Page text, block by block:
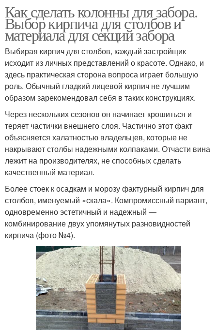
Как сделать колонны для забора.
Выбор кирпича для столбов и
материала для секций забора
Выбирая кирпич для столбов, каждый застройщик
исходит из личных представлений о красоте. Однако, и
здесь практическая сторона вопроса играет большую
роль. Обычный гладкий лицевой кирпич не лучшим
образом зарекомендовал себя в таких конструкциях.
Через нескольких сезонов он начинает крошиться и
теряет частички внешнего слоя. Частично этот факт
объясняется халатностью владельцев, которые не
накрывают столбы надежными колпаками. Отчасти вина
лежит на производителях, не способных сделать
качественный материал.
Более стоек к осадкам и морозу фактурный кирпич для
столбов, именуемый «скала». Компромиссный вариант,
одновременно эстетичный и надежный —
комбинирование двух упомянутых разновидностей
кирпича (фото №4).